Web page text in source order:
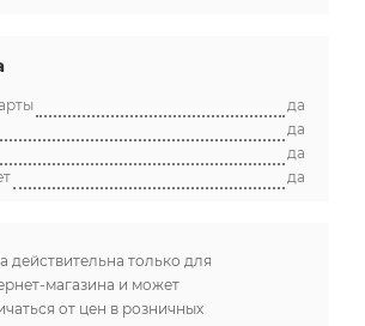
да
да
да
да
действительна только для
магазина и может
от цен в розничных